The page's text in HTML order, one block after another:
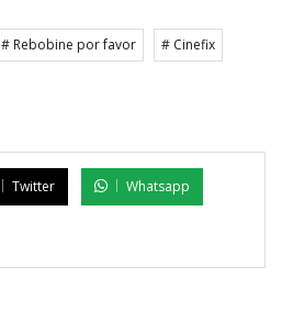
# Rebobine por favor # Cinefix
Twitter Whatsapp